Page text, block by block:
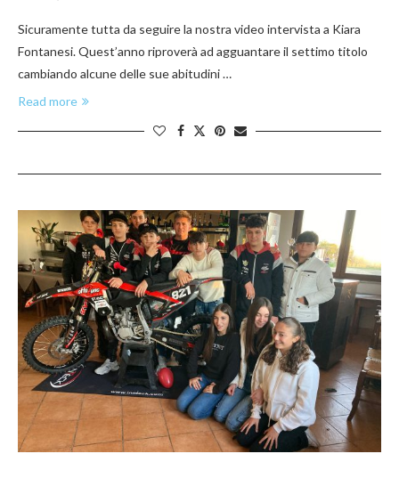
Sicuramente tutta da seguire la nostra video intervista a Kiara
Fontanesi. Quest’anno riproverà ad agguantare il settimo titolo
cambiando alcune delle sue abitudini …
Read more